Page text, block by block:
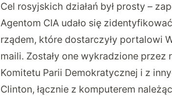
Cel rosyjskich działań był prosty –
Agentom CIA udało się
rządem, które dostarczyły portalowi
maili. Zostały one wykradzione
Komitetu Parii Demokratycznej i z
Clinton, łącznie z komputerem